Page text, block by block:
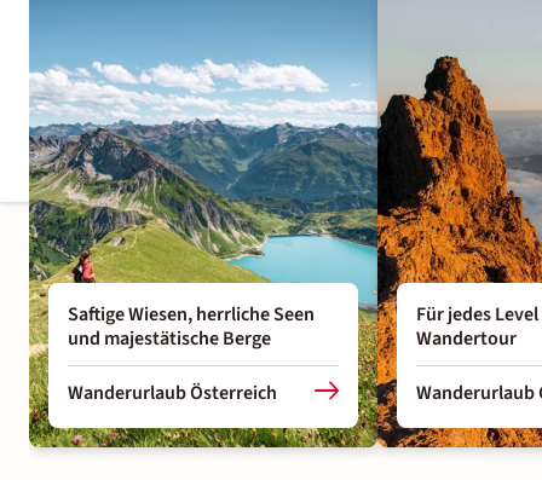
Saftige Wiesen, herrliche Seen
und majestätische Berge
Wanderurlaub Österreich
Für jedes
Wandertour
Wanderurlaub